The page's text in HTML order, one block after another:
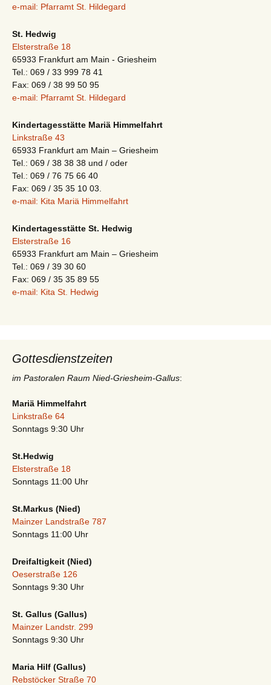
e-mail: Pfarramt St. Hildegard
St. Hedwig
Elsterstraße 18
65933 Frankfurt am Main - Griesheim
Tel.: 069 / 33 999 78 41
Fax: 069 / 38 99 50 95
e-mail: Pfarramt St. Hildegard
Kindertagesstätte Mariä Himmelfahrt
Linkstraße 43
65933 Frankfurt am Main – Griesheim
Tel.: 069 / 38 38 38 und / oder
Tel.: 069 / 76 75 66 40
Fax: 069 / 35 35 10 03.
e-mail: Kita Mariä Himmelfahrt
Kindertagesstätte St. Hedwig
Elsterstraße 16
65933 Frankfurt am Main – Griesheim
Tel.: 069 / 39 30 60
Fax: 069 / 35 35 89 55
e-mail: Kita St. Hedwig
Gottesdienstzeiten
im Pastoralen Raum Nied-Griesheim-Gallus:
Mariä Himmelfahrt
Linkstraße 64
Sonntags 9:30 Uhr
St.Hedwig
Elsterstraße 18
Sonntags 11:00 Uhr
St.Markus (Nied)
Mainzer Landstraße 787
Sonntags 11:00 Uhr
Dreifaltigkeit (Nied)
Oeserstraße 126
Sonntags 9:30 Uhr
St. Gallus (Gallus)
Mainzer Landstr. 299
Sonntags 9:30 Uhr
Maria Hilf (Gallus)
Rebstöcker Straße 70